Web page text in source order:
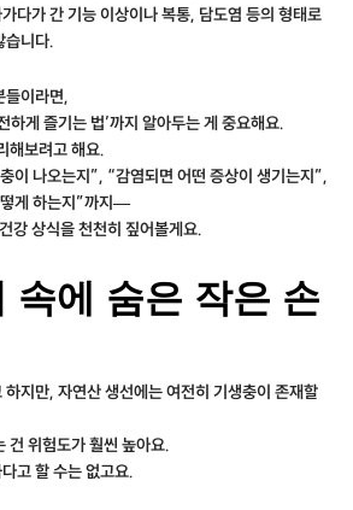
다가 간 기능 이상이나 복통, 담도염 등의 형태로
습니다.
들이라면,
하게 즐기는 법’까지 알아두는 게 중요해요.
해보려고 해요.
이 나오는지”, “감염되면 어떤 증상이 생기는지”,
게 하는지”까지—
강 상식을 천천히 짚어볼게요.
속에 숨은 작은 손
지만, 자연산 생선에는 여전히 기생충이 존재할
건 위험도가 훨씬 높아요.
고 할 수는 없고요.